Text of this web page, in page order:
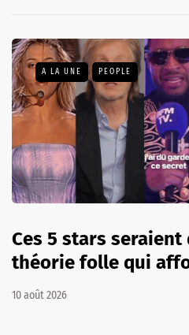
A LA UNE PEOPLE
Ces 5 stars seraient
théorie folle qui
10 août 2026